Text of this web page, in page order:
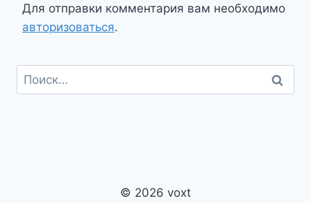
Для отправки комментария вам необходимо
авторизоваться.
Найти:
© 2026 voxt